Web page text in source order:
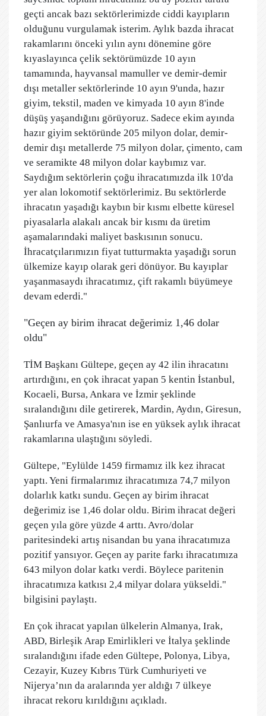
geçti ancak bazı sektörlerimizde ciddi kayıpların
olduğunu vurgulamak isterim. Aylık bazda ihracat
rakamlarını önceki yılın aynı dönemine göre
kıyaslayınca çelik sektörümüzde 10 ayın
tamamında, hayvansal mamuller ve demir-demir
dışı metaller sektörlerinde 10 ayın 9'unda, hazır
giyim, tekstil, maden ve kimyada 10 ayın 8'inde
düşüş yaşandığını görüyoruz. Sadece ekim ayında
hazır giyim sektöründe 205 milyon dolar, demir-
demir dışı metallerde 75 milyon dolar, çimento, cam
ve seramikte 48 milyon dolar kaybımız var.
Saydığım sektörlerin çoğu ihracatımızda ilk 10'da
yer alan lokomotif sektörlerimiz. Bu sektörlerde
ihracatın yaşadığı kaybın bir kısmı elbette küresel
piyasalarla alakalı ancak bir kısmı da üretim
aşamalarındaki maliyet baskısının sonucu.
İhracatçılarımızın fiyat tutturmakta yaşadığı sorun
ülkemize kayıp olarak geri dönüyor. Bu kayıplar
yaşanmasaydı ihracatımız, çift rakamlı büyümeye
devam ederdi."
"Geçen ay birim ihracat değerimiz 1,46 dolar
oldu"
TİM Başkanı Gültepe, geçen ay 42 ilin ihracatını
artırdığını, en çok ihracat yapan 5 kentin İstanbul,
Kocaeli, Bursa, Ankara ve İzmir şeklinde
sıralandığını dile getirerek, Mardin, Aydın, Giresun,
Şanlıurfa ve Amasya'nın ise en yüksek aylık ihracat
rakamlarına ulaştığını söyledi.
Gültepe, "Eylülde 1459 firmamız ilk kez ihracat
yaptı. Yeni firmalarımız ihracatımıza 74,7 milyon
dolarlık katkı sundu. Geçen ay birim ihracat
değerimiz ise 1,46 dolar oldu. Birim ihracat değeri
geçen yıla göre yüzde 4 arttı. Avro/dolar
paritesindeki artış nisandan bu yana ihracatımıza
pozitif yansıyor. Geçen ay parite farkı ihracatımıza
643 milyon dolar katkı verdi. Böylece paritenin
ihracatımıza katkısı 2,4 milyar dolara yükseldi."
bilgisini paylaştı.
En çok ihracat yapılan ülkelerin Almanya, Irak,
ABD, Birleşik Arap Emirlikleri ve İtalya şeklinde
sıralandığını ifade eden Gültepe, Polonya, Libya,
Cezayir, Kuzey Kıbrıs Türk Cumhuriyeti ve
Nijerya’nın da aralarında yer aldığı 7 ülkeye
ihracat rekoru kırıldığını açıkladı.